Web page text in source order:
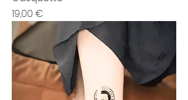
Prix
19,00 €